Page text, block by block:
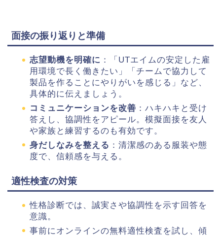
面接の振り返りと準備
志望動機を明確に ：「UTエイムの安定した雇
用環境で長く働きたい」「チームで協力して
製品を作ることにやりがいを感じる」など、
具体的に伝えましょう。
コミュニケーションを改善 ：ハキハキと受け
答えし、協調性をアピール。模擬面接を友人
や家族と練習するのも有効です。
身だしなみを整える ：清潔感のある服装や態
度で、信頼感を与える。
適性検査の対策
性格診断では、誠実さや協調性を示す回答を
意識。
事前にオンラインの無料適性検査を試し、傾